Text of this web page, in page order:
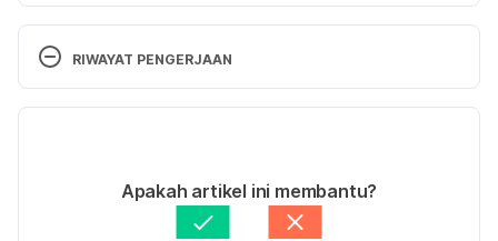
Test for Cervical Cancer. Retrieved 16 July 2020,
RIWAYAT PENGERJAAN
Ditulis oleh Annisa Hapsari
Ditinjau secara medis oleh
dr. Tania Savitri
Diperbarui oleh: Luthfiya Rizki
Apakah artikel ini membantu?